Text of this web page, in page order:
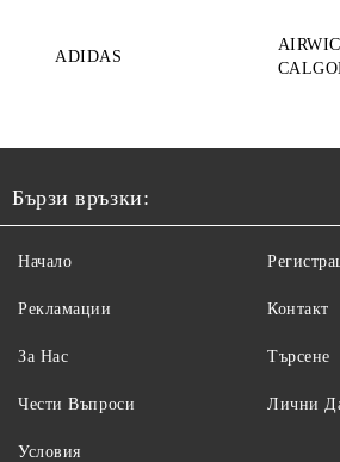
ADIDAS
Бързи връзки:
Начало
Рекламации
За Нас
Чести Въпроси
Контакт
Търсене
Лични
Условия